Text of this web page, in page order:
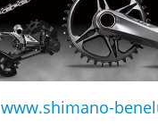
www.shimano-